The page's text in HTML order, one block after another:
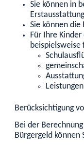
Sie können in
Sie können die
Für Ihre
beispielsweise
Berücksichtigung
Bei der
Bürgergeld